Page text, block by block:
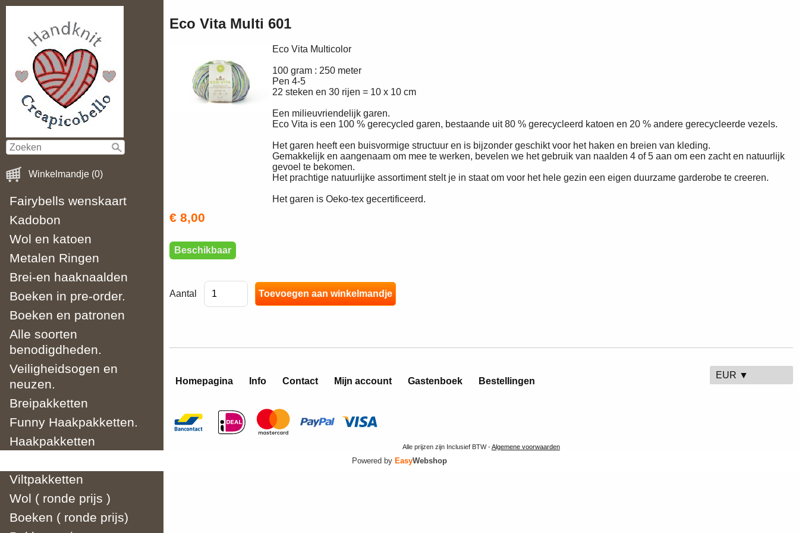
Winkelmandje (0)
Fairybells wenskaart
Kadobon
Wol en katoen
Metalen Ringen
Brei-en haaknaalden
Boeken in pre-order.
Boeken en patronen
Alle soorten
benodigdheden.
Veiligheidsogen en
neuzen.
Breipakketten
Funny Haakpakketten.
Haakpakketten
Viltpakketten
Wol ( ronde prijs )
Boeken ( ronde prijs)
Eco Vita Multi 601
Eco Vita Multicolor
100 gram : 250 meter
Pen 4-5
22 steken en 30 rijen = 10 x 10 cm
Een milieuvriendelijk garen.
Eco Vita is een 100 % gerecycled garen, bestaande uit 80 % gerecycleerd katoen en 20 % andere gerecycleerde vezels.
Het garen heeft een buisvormige structuur en is bijzonder geschikt voor het haken en breien van kleding.
Gemakkelijk en aangenaam om mee te werken, bevelen we het gebruik van naalden 4 of 5 aan om een zacht en natuurlijk
gevoel te bekomen.
Het prachtige natuurlijke assortiment stelt je in staat om voor het hele gezin een eigen duurzame garderobe te creeren.
Het garen is Oeko-tex gecertificeerd.
€ 8,00
Beschikbaar
Aantal
Homepagina Info Contact Mijn account Gastenboek Bestellingen
EUR ▼
Alle prijzen zijn Inclusief BTW -Algemene voorwaarden
Powered by EasyWebshop